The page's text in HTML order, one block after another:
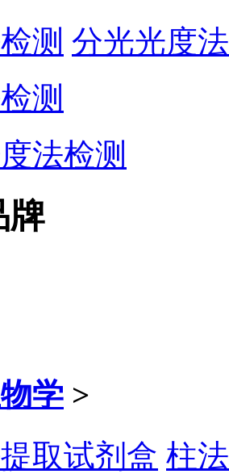
测 分光光度
测
法检测
牌
学 >
取试剂盒 柱